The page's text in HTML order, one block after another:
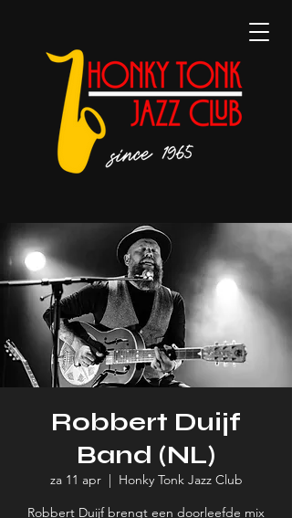
Robbert Duijf
Band (NL)
za 11 apr
  |
Honky Tonk Jazz Club
Robbert Duijf brengt een doorleefde mix